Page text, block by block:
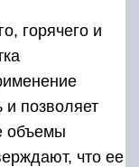
горячего и
и позволяет
объемы
что ее